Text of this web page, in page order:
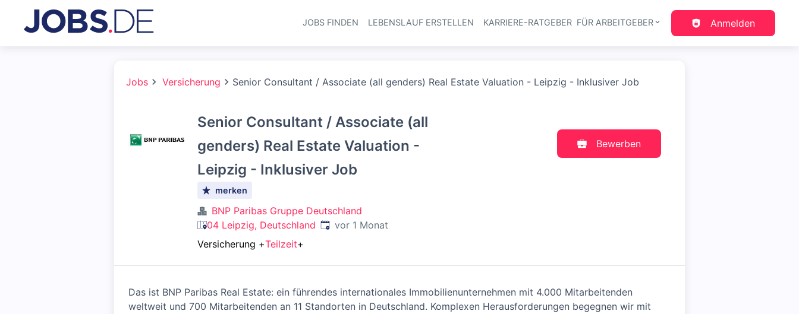
Haupt-Navigation
JOBS FINDEN LEBENSLAUF ERSTELLEN KARRIERE-RATGEBER FÜR ARBEITGEBER Anmelden
Jobs Versicherung Senior Consultant / Associate (all genders) Real Estate Valuation - Leipzig - Inklusiver Job
Senior Consultant / Associate (all
genders) Real Estate Valuation -
Leipzig - Inklusiver Job
merken
BNP Paribas Gruppe Deutschland
04 Leipzig, Deutschland Veröffentlicht:
vor 1 Monat
Versicherung +Teilzeit+
Bewerben
Das ist BNP Paribas Real Estate: ein führendes internationales Immobilienunternehmen mit 4.000 Mitarbeitenden
weltweit und 700 Mitarbeitenden an 11 Standorten in Deutschland. Komplexen Herausforderungen begegnen wir mit